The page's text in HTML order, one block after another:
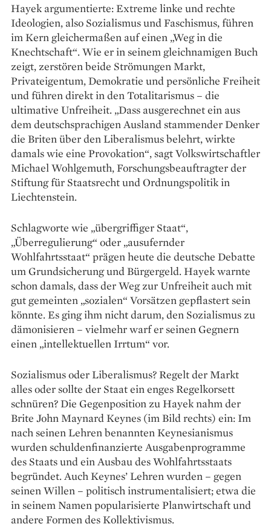
Hayek argumentierte: Extreme linke und rechte
Ideologien, also Sozialismus und Faschismus, führen
im Kern gleichermaßen auf einen „Weg in die
Knechtschaft“. Wie er in seinem gleichnamigen Buch
zeigt, zerstören beide Strömungen Markt,
Privateigentum, Demokratie und persönliche Freiheit
und führen direkt in den Totalitarismus – die
ultimative Unfreiheit. „Dass ausgerechnet ein aus
dem deutschsprachigen Ausland stammender Denker
die Briten über den Liberalismus belehrt, wirkte
damals wie eine Provokation“, sagt Volkswirtschaftler
Michael Wohlgemuth, Forschungsbeauftragter der
Stiftung für Staatsrecht und Ordnungspolitik in
Liechtenstein.
Schlagworte wie „übergriffiger Staat“,
„Überregulierung“ oder „ausufernder
Wohlfahrtsstaat“ prägen heute die deutsche Debatte
um Grundsicherung und Bürgergeld. Hayek warnte
schon damals, dass der Weg zur Unfreiheit auch mit
gut gemeinten „sozialen“ Vorsätzen gepflastert sein
könnte. Es ging ihm nicht darum, den Sozialismus zu
dämonisieren – vielmehr warf er seinen Gegnern
einen „intellektuellen Irrtum“ vor.
Sozialismus oder Liberalismus? Regelt der Markt
alles oder sollte der Staat ein enges Regelkorsett
schnüren? Die Gegenposition zu Hayek nahm der
Brite John Maynard Keynes (im Bild rechts) ein: Im
nach seinen Lehren benannten Keynesianismus
wurden schuldenfinanzierte Ausgabenprogramme
des Staats und ein Ausbau des Wohlfahrtsstaats
begründet. Auch Keynes’ Lehren wurden – gegen
seinen Willen – politisch instrumentalisiert; etwa die
in seinem Namen popularisierte Planwirtschaft und
andere Formen des Kollektivismus.